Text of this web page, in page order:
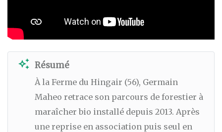
auto_awesome Résumé
À la Ferme du Hingair (56), Germain
Maheo retrace son parcours de forestier à
maraîcher bio installé depuis 2013. Après
une reprise en association puis seul en